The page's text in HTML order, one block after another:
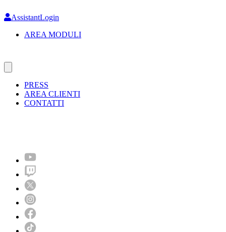
to
content
AssistantLogin
AREA MODULI
PRESS
AREA CLIENTI
CONTATTI